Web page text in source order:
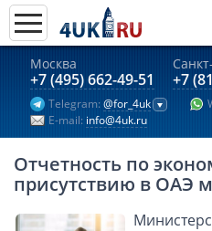
Москва
+7 (495) 662-49-51 +7
Telegram: @for_4uk
E-mail: info@4uk.ru
Актуальные предложения
Компании в Гонконге
Английские компании LTD
Киргизия (компания и счёт)
Компании в Китае
Kомпания в Канаде с лицензией
Отчетность по
присутствию в ОАЭ